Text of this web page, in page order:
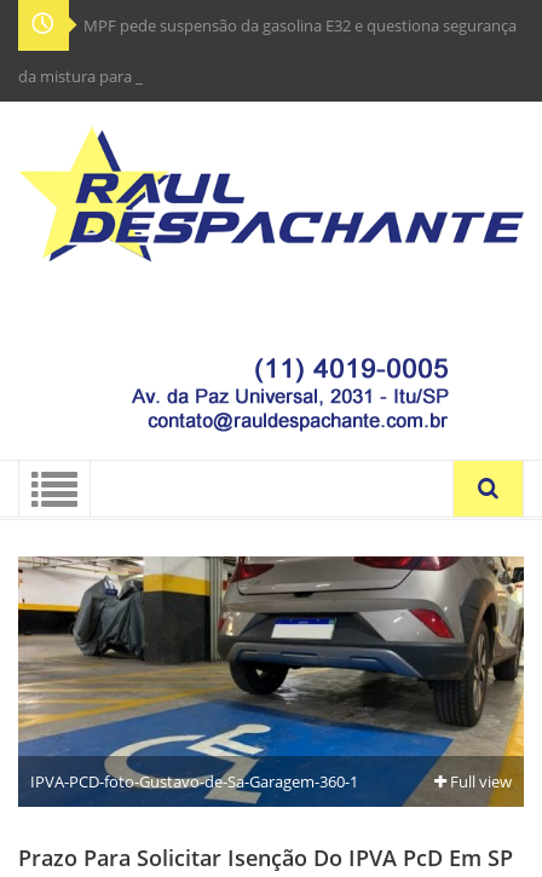
MPF pede suspensão da gasolina E32 e questiona segurança
da mistura para os motor_
IPVA-PCD-foto-Gustavo-de-Sa-Garagem-360-1 Full view
Prazo Para Solicitar Isenção Do IPVA PcD Em SP